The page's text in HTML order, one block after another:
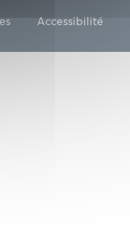
Accessibilité